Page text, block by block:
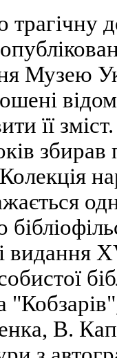
трагічну
Музею
її
збирав
видання
В.